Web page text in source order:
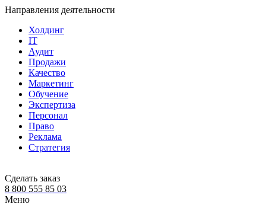
Направления деятельности
Холдинг
IT
Аудит
Продажи
Качество
Маркетинг
Обучение
Экспертиза
Персонал
Право
Реклама
Стратегия
Сделать заказ
8 800 555 85 03
Меню